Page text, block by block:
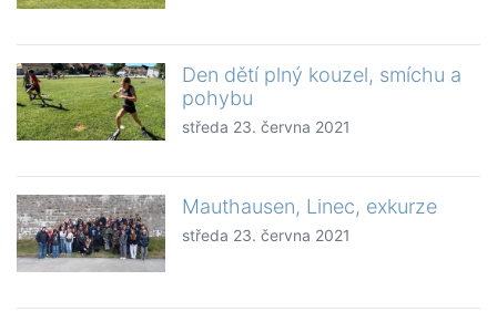
Den dětí plný kouzel, smíchu a
pohybu
středa 23. června 2021
Mauthausen, Linec, exkurze
středa 23. června 2021